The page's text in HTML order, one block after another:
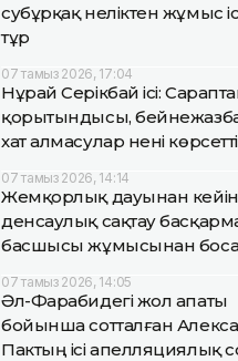
субұрқақ неліктен жұмыс
тұр
07 тамыз 2026, 17:04
Нұрай Серікбай ісі:
қорытындысы,
хат алмасулар нені көрсетті
07 тамыз 2026, 14:14
Жемқорлық дауынан кейін
денсаулық сақтау
басшысы жұмысынан
07 тамыз 2026, 14:05
Әл-Фарабидегі жол апаты
бойынша сотталған
Пактың ісі апелляциялық